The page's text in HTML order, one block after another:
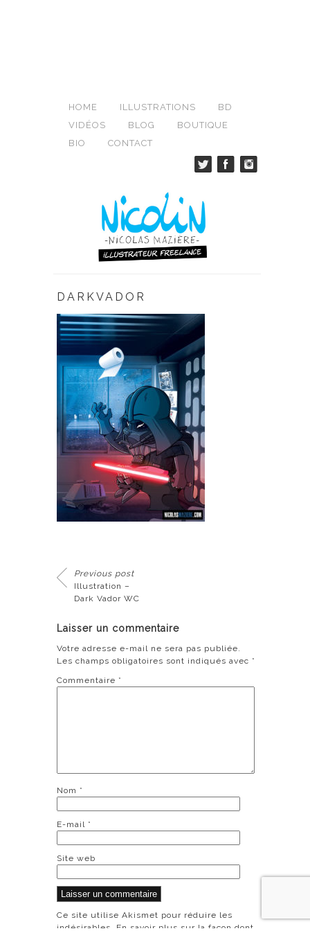
HOME ILLUSTRATIONS
BD
VIDÉOS
BLOG
BOUTIQUE
BIO
CONTACT
DARKVADOR
Previous post
Illustration –
Dark Vador WC
Laisser un commentaire
Votre adresse e-mail ne sera pas publiée.
Les champs obligatoires sont indiqués avec *
Commentaire *
Nom *
E-mail *
Site web
Ce site utilise Akismet pour réduire les
indésirables.
En savoir plus sur la façon dont